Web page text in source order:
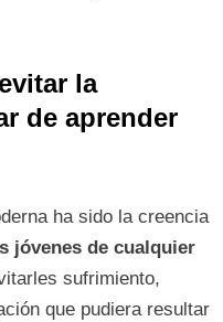
la
de aprender
ha sido la creencia
jóvenes de cualquier
sufrimiento,
que pudiera resultar